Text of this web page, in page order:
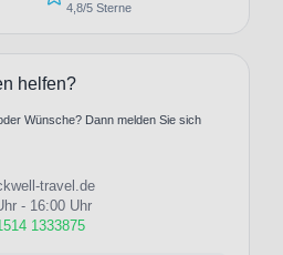
4,8/5 Sterne
helfen?
Wünsche? Dann melden Sie sich
travel.de
- 16:00 Uhr
1333875